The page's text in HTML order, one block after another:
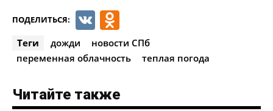
ПОДЕЛИТЬСЯ: VK
Теги дожди
новости СПб
переменная облачность
теплая погода
Читайте также